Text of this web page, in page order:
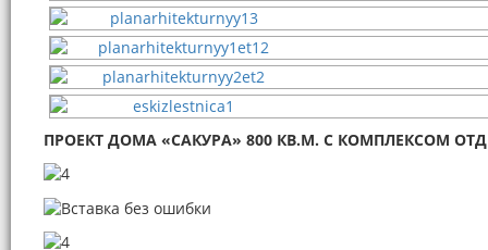
ПРОЕКТ ДОМА «САКУРА» 800 КВ.М. С КОМПЛЕКСОМ